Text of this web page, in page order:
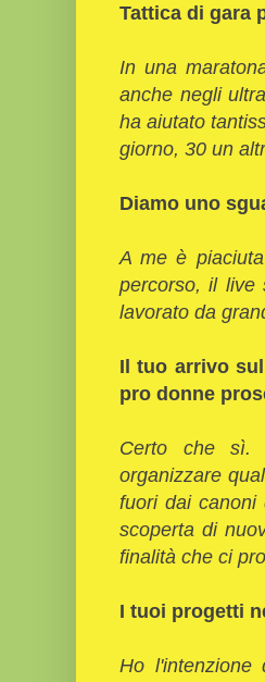
Tattica di gara
In una
anche negli
ha aiutato
giorno, 30 un
Diamo uno
A me è
percorso, il live
lavorato da
Il tuo arrivo
pro donne
Certo che sì.
organizzare
fuori dai
scoperta di
finalità che ci
I tuoi progetti
Ho